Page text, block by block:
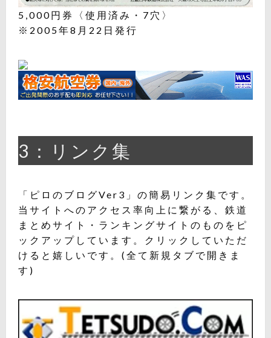
5,000円券〈使用済み・7穴〉
※2005年8月22日発行
3：リンク集
「ピロのブログVer3」の簡易リンク集です。
当サイトへのアクセス率向上に繋がる、鉄道
まとめサイト・ランキングサイトのものをピ
ックアップしています。クリックしていただ
けると嬉しいです。(全て新規タブで開きま
す)